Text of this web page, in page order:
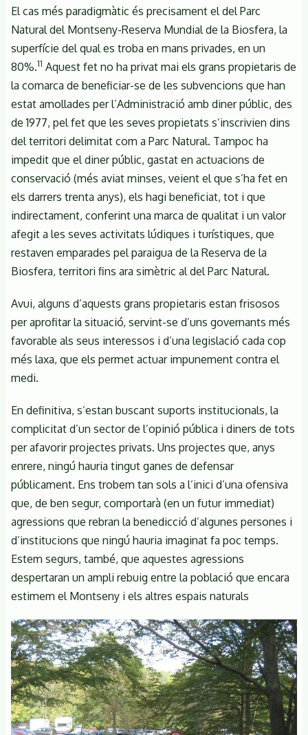
El cas més paradigmàtic és precisament el del Parc
Natural del Montseny-Reserva Mundial de la Biosfera, la
superfície del qual es troba en mans privades, en un
80%.11 Aquest fet no ha privat mai els grans propietaris de
la comarca de beneficiar-se de les subvencions que han
estat amollades per l’Administració amb diner públic, des
de 1977, pel fet que les seves propietats s’inscrivien dins
del territori delimitat com a Parc Natural. Tampoc ha
impedit que el diner públic, gastat en actuacions de
conservació (més aviat minses, veient el que s’ha fet en
els darrers trenta anys), els hagi beneficiat, tot i que
indirectament, conferint una marca de qualitat i un valor
afegit a les seves activitats lúdiques i turístiques, que
restaven emparades pel paraigua de la Reserva de la
Biosfera, territori fins ara simètric al del Parc Natural.
Avui, alguns d’aquests grans propietaris estan frisosos
per aprofitar la situació, servint-se d’uns governants més
favorable als seus interessos i d’una legislació cada cop
més laxa, que els permet actuar impunement contra el
medi.
En definitiva, s’estan buscant suports institucionals, la
complicitat d’un sector de l’opinió pública i diners de tots
per afavorir projectes privats. Uns projectes que, anys
enrere, ningú hauria tingut ganes de defensar
públicament. Ens trobem tan sols a l’inici d’una ofensiva
que, de ben segur, comportarà (en un futur immediat)
agressions que rebran la benedicció d’algunes persones i
d’institucions que ningú hauria imaginat fa poc temps.
Estem segurs, també, que aquestes agressions
despertaran un ampli rebuig entre la població que encara
estimem el Montseny i els altres espais naturals